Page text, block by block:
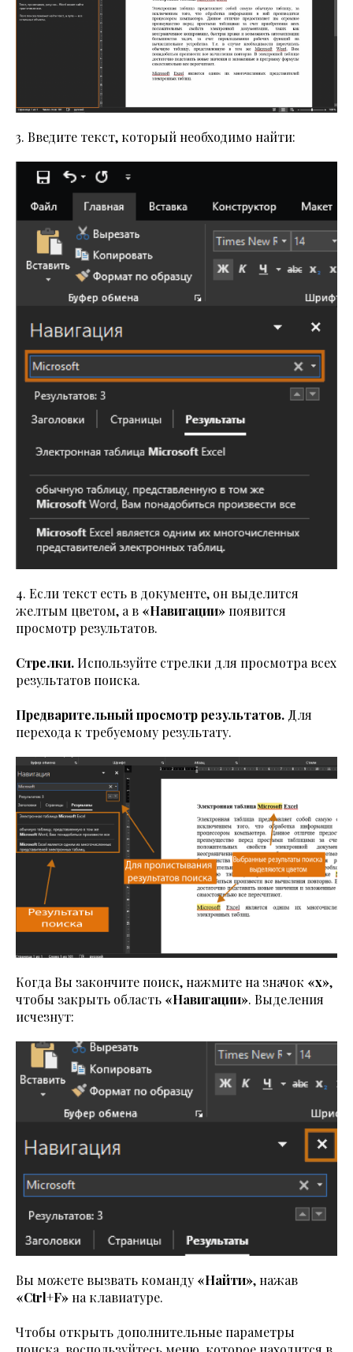
3. Введите текст, который необходимо найти:
4. Если текст есть в документе, он выделится
желтым цветом, а в «Навигации» появится
просмотр результатов.
Стрелки.Используйте стрелки для просмотра всех
результатов поиска.
Предварительный просмотр результатов. Для
перехода к требуемому результату.
Когда Вы закончите поиск, нажмите на значок «x»,
чтобы закрыть область «Навигации». Выделения
исчезнут:
Вы можете вызвать команду «Найти», нажав
«Ctrl+F» на клавиатуре.
Чтобы открыть дополнительные параметры